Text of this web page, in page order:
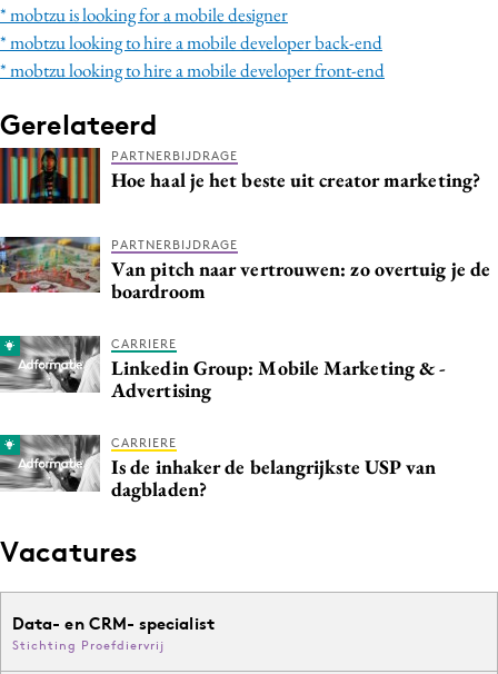
Diversiteit
Effectiviteit
Gedragsverandering
Influencer marketing
Interne communicatie
Martech
Merkstrategie
PR
Purpose Marketing
Reputatie & crisis
* mobtzu is looking for a mobile designer
* mobtzu looking to hire a mobile developer back-end
* mobtzu looking to hire a mobile developer front-end
Gerelateerd
PARTNERBIJDRAGE
Hoe haal je het beste uit creator marketing?
PARTNERBIJDRAGE
Van pitch naar vertrouwen: zo overtuig je de
boardroom
CARRIERE
Linkedin Group: Mobile Marketing & -
Advertising
CARRIERE
Is de inhaker de belangrijkste USP van
dagbladen?
Vacatures
Data- en CRM- specialist
Stichting Proefdiervrij